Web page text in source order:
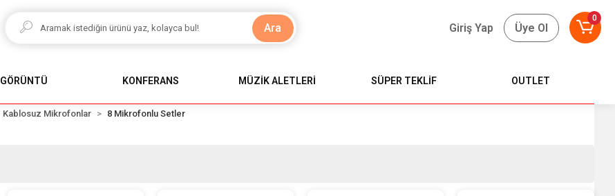
Ara Giriş Yap Üye Ol
0
GÖRÜNTÜ KONFERANS MÜZİK ALETLERİ SÜPER TEKLİF OUTLET
Kablosuz Mikrofonlar 8 Mikrofonlu Setler